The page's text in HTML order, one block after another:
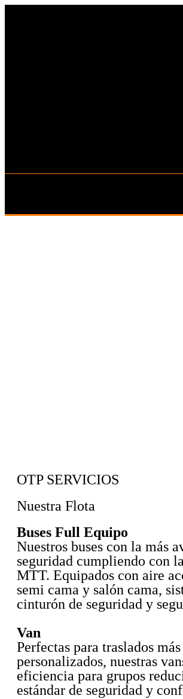
OTP SERVICIOS
Nuestra Flota
Buses Full Equipo
Nuestros buses con la más
seguridad cumpliendo con
MTT. Equipados con aire
semi cama y salón cama,
cinturón de seguridad y
Van
Perfectas para traslados
personalizados, nuestras
eficiencia para grupos
estándar de seguridad y